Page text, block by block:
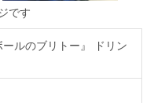
です
ールのブリトー』 ドリン